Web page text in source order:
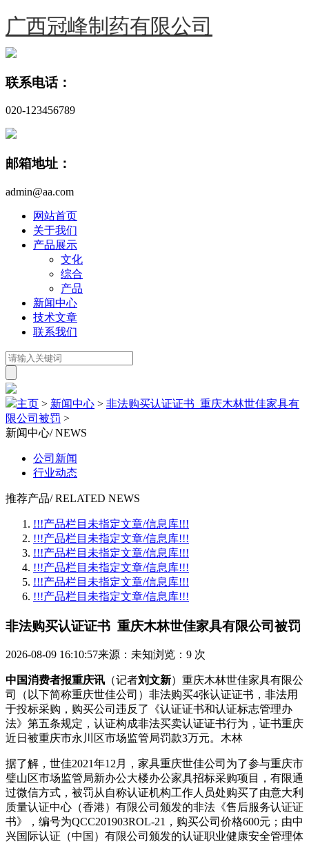
广西冠峰制药有限公司
联系电话：
020-123456789
邮箱地址：
admin@aa.com
网站首页
关于我们
产品展示
文化
综合
产品
新闻中心
技术文章
联系我们
主页 > 新闻中心 > 非法购买认证证书 重庆木林世佳家具有
限公司被罚 >
新闻中心/ NEWS
公司新闻
行业动态
推荐产品/ RELATED NEWS
!!!产品栏目未指定文章/信息库!!!
!!!产品栏目未指定文章/信息库!!!
!!!产品栏目未指定文章/信息库!!!
!!!产品栏目未指定文章/信息库!!!
!!!产品栏目未指定文章/信息库!!!
!!!产品栏目未指定文章/信息库!!!
非法购买认证证书 重庆木林世佳家具有限公司被罚
2026-08-09 16:10:57来源：未知浏览：9 次
中国消费者报重庆讯 （记者刘文新）重庆木林世佳家具有限公
司（以下简称重庆世佳公司）非法购买4张认证证书，非法用
于投标采购，购买公司违反了《认证证书和认证标志管理办
法》第五条规定，认证构成非法买卖认证证书行为，证书重庆
近日被重庆市永川区市场监管局罚款3万元。木林
据了解，世佳2021年12月，家具重庆世佳公司为了参与重庆市
璧山区市场监管局新办公大楼办公家具招标采购项目，有限通
过微信方式，被罚从自称认证机构工作人员处购买了由意大利
质量认证中心（香港）有限公司颁发的非法《售后服务认证证
书》，编号为QCC201903ROL-21，购买公司 价格600元；由中
兴国际认证（中国）有限公司颁发的认证职业健康安全管理体